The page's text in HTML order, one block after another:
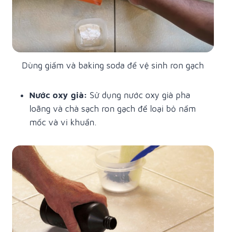
Dùng giấm và baking soda để vệ sinh ron gạch
Nước oxy già: Sử dụng nước oxy già pha
loãng và chà sạch ron gạch để loại bỏ nấm
mốc và vi khuẩn.